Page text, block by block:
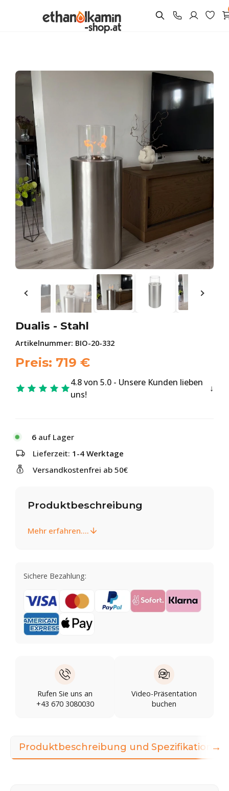
Dualis - Stahl
Artikelnummer: BIO-20-332
Preis: 719 €
4.8 von 5.0 - Unsere Kunden lieben
uns!
6 auf Lager
Lieferzeit: 1-4 Werktage
Versandkostenfrei ab 50€
Produktbeschreibung
Mehr erfahren....
Sichere Bezahlung:
Rufen Sie uns an
+43 670 3080030
Video-Präsentation
buchen
Produktbeschreibung und Spezifikationen
→